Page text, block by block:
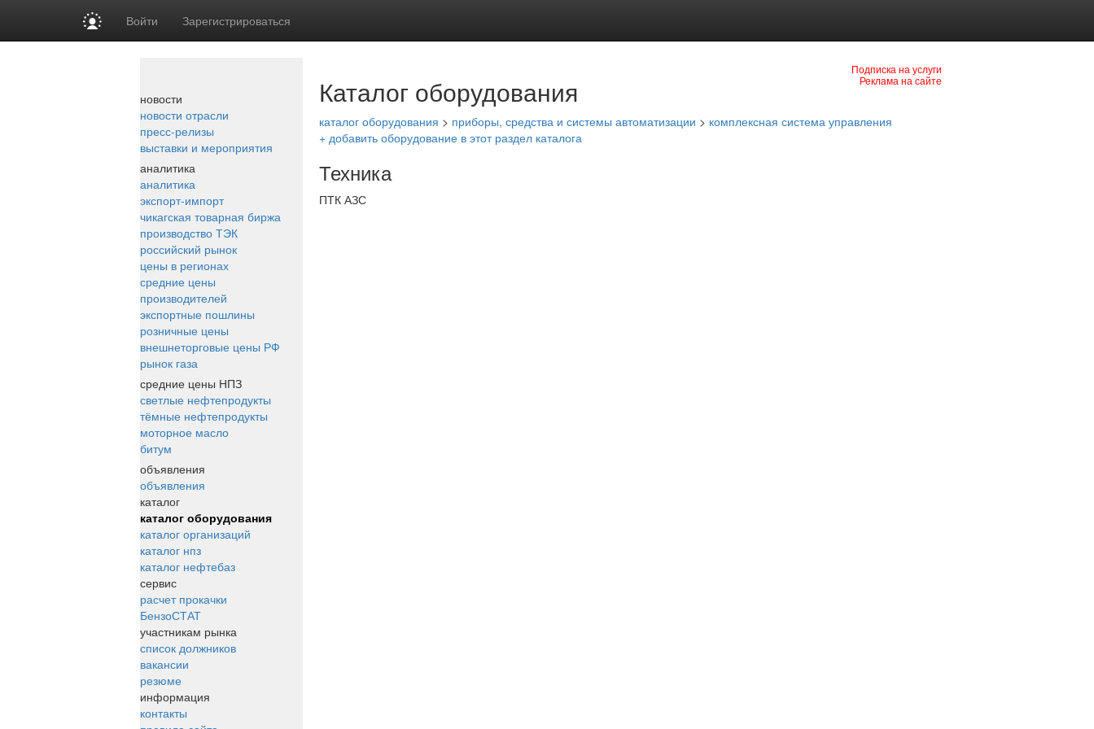
Войти Зарегистрироваться
новости
новости отрасли
пресс-релизы
выставки и мероприятия
аналитика
аналитика
экспорт-импорт
чикагская товарная биржа
производство ТЭК
российский рынок
цены в регионах
средние цены
производителей
экспортные пошлины
розничные цены
внешнеторговые цены РФ
рынок газа
средние цены НПЗ
светлые нефтепродукты
тёмные нефтепродукты
моторное масло
битум
объявления
объявления
каталог
каталог оборудования
каталог организаций
каталог нпз
каталог нефтебаз
сервис
расчет прокачки
БензоСТАТ
участникам рынка
список должников
вакансии
резюме
информация
контакты
Подписка на услуги
Реклама на сайте
Каталог оборудования
каталог оборудования > приборы, средства и системы автоматизации > комплексная система управления
+ добавить оборудование в этот раздел каталога
Техника
ПТК АЗС